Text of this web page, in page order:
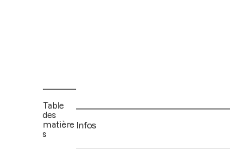
Table
des
matière
s
Infos